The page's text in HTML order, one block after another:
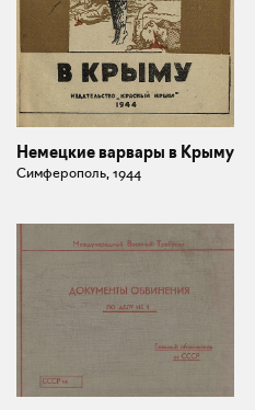
Немецкие варвары в Крыму
Симферополь, 1944